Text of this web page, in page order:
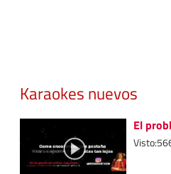
Karaokes nuevos
El